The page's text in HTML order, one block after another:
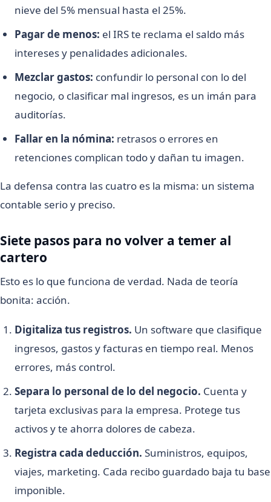
nieve del 5% mensual hasta el 25%.
Pagar de menos: el IRS te reclama el saldo más
intereses y penalidades adicionales.
Mezclar gastos: confundir lo personal con lo del
negocio, o clasificar mal ingresos, es un imán para
auditorías.
Fallar en la nómina: retrasos o errores en
retenciones complican todo y dañan tu imagen.
La defensa contra las cuatro es la misma: un sistema
contable serio y preciso.
Siete pasos para no volver a temer al
cartero
Esto es lo que funciona de verdad. Nada de teoría
bonita: acción.
Digitaliza tus registros. Un software que clasifique
ingresos, gastos y facturas en tiempo real. Menos
errores, más control.
Separa lo personal de lo del negocio. Cuenta y
tarjeta exclusivas para la empresa. Protege tus
activos y te ahorra dolores de cabeza.
Registra cada deducción. Suministros, equipos,
viajes, marketing. Cada recibo guardado baja tu base
imponible.